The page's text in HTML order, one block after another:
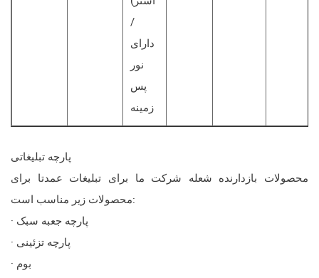
/
دارای
نور
پس
زمینه
پارچه تبلیغاتی
محصولات بازدارنده شعله شرکت ما برای تبلیغات عمدتا برای
محصولات زیر مناسب است:
· پارچه جعبه سبک
· پارچه تزئینی
· بوم